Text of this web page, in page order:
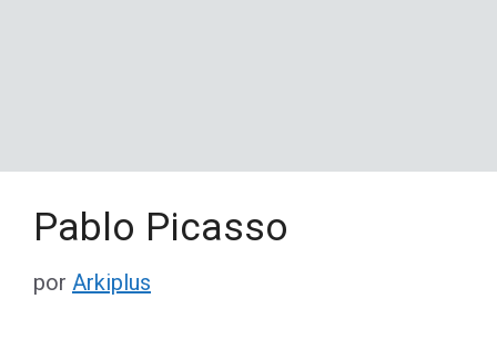
Pablo Picasso
por Arkiplus